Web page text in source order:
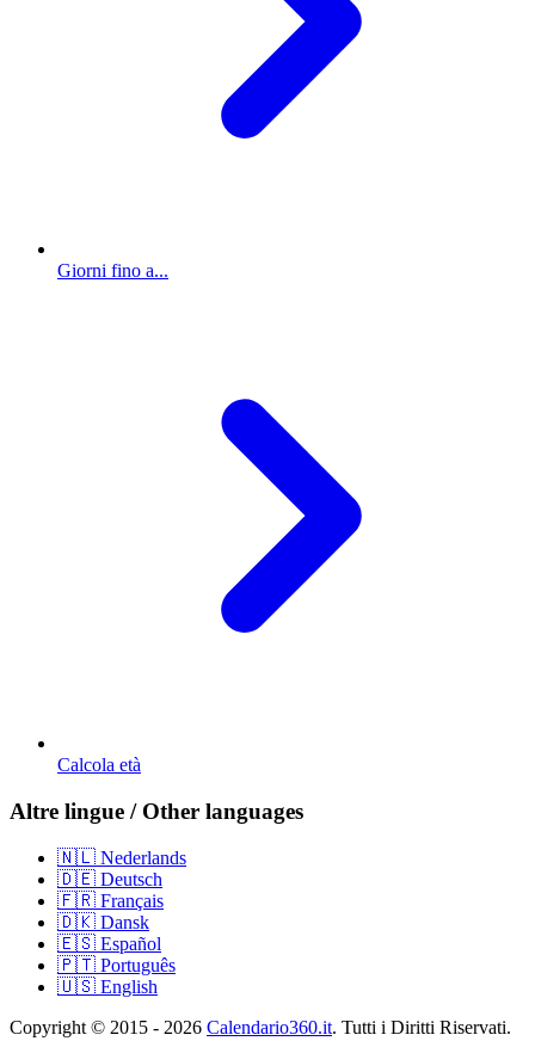
Giorni fino a...
Calcola età
Altre lingue / Other languages
🇳🇱 Nederlands
🇩🇪 Deutsch
🇫🇷 Français
🇩🇰 Dansk
🇪🇸 Español
🇵🇹 Português
🇺🇸 English
Copyright © 2015 - 2026 Calendario360.it. Tutti i Diritti Riservati.